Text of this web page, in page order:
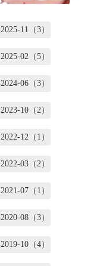
2025-11（3）
2025-02（5）
2024-06（3）
2023-10（2）
2022-12（1）
2022-03（2）
2021-07（1）
2020-08（3）
2019-10（4）